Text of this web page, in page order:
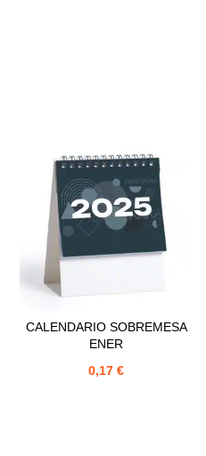
CALENDARIO SOBREMESA
ENER
0,17€